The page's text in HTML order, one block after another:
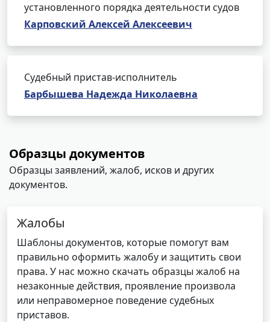
установленного порядка деятельности судов
Карповский Алексей Алексеевич
Судебный пристав-исполнитель
Барбышева Надежда Николаевна
Образцы документов
Образцы заявлений, жалоб, исков и других
документов.
Жалобы
Шаблоны документов, которые помогут вам
правильно оформить жалобу и защитить свои
права. У нас можно скачать образцы жалоб на
незаконные действия, проявление произвола
или неправомерное поведение судебных
приставов.